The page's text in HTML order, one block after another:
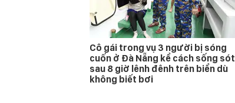
Cô gái trong vụ 3 người bị sóng
cuốn ở Đà Nẵng kể cách sống sót
sau 8 giờ lênh đênh trên biển dù
không biết bơi